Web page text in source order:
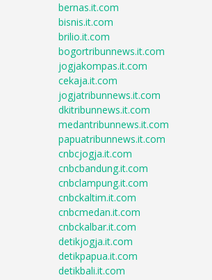
bernas.it.com
bisnis.it.com
brilio.it.com
bogortribunnews.it.com
jogjakompas.it.com
cekaja.it.com
jogjatribunnews.it.com
dkitribunnews.it.com
medantribunnews.it.com
papuatribunnews.it.com
cnbcjogja.it.com
cnbcbandung.it.com
cnbclampung.it.com
cnbckaltim.it.com
cnbcmedan.it.com
cnbckalbar.it.com
detikjogja.it.com
detikpapua.it.com
detikbali.it.com